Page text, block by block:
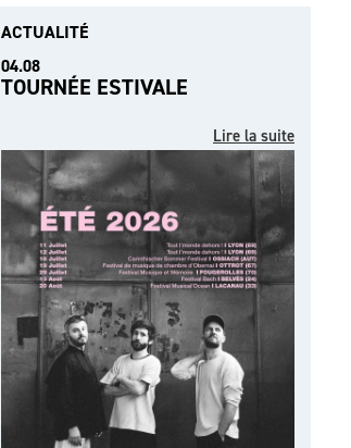
ACTUALITÉ
04.08
TOURNÉE ESTIVALE
Lire la suite